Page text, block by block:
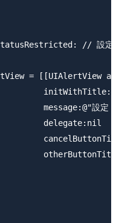
// 設定
= [[UIAlertView
message:@"設定 >
delegate:nil